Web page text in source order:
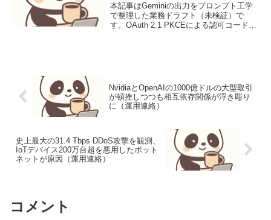
本記事はGeminiの出力をプロンプト工学
で整理した業務ドラフト（未検証）で
す。OAuth 2.1 PKCEによる認可コード横
NvidiaとOpenAIの1000億ドルの大型取引
が頓挫しつつも相互依存関係が浮き彫り
に（運用連絡）
史上最大の31.4 Tbps DDoS攻撃を観測、
IoTデバイス200万台超を悪用したボット
ネットが原因（運用連絡）
コメント